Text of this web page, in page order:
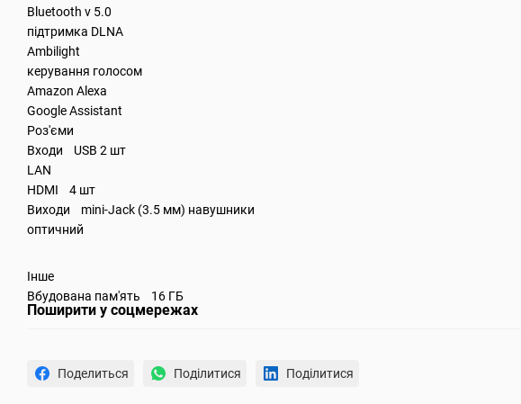
Bluetooth v 5.0
підтримка DLNA
Ambilight
керування голосом
Amazon Alexa
Google Assistant
Роз'єми
Входи USB 2 шт
LAN
HDMI 4 шт
Виходи mini-Jack (3.5 мм) навушники
оптичний
Інше
Вбудована пам'ять 16 ГБ
Поширити у соцмережах
Поделиться Поділитися Поділитися